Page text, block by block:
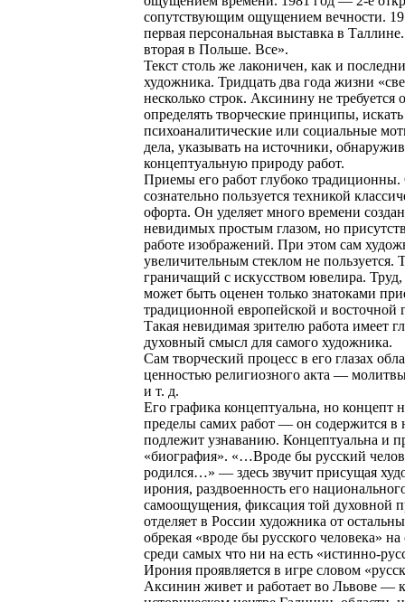
сопутствующим ощущением вечности.
первая персональная выставка в
вторая в Польше. Все».
Текст столь же лаконичен, как и
художника. Тридцать два года жизни
несколько строк. Аксинину не требуется
определять творческие принципы, искать
психоаналитические или социальные
дела, указывать на источники,
концептуальную природу работ.
Приемы его работ глубоко
сознательно пользуется техникой
офорта. Он уделяет много времени
невидимых простым глазом, но
работе изображений. При этом сам
увеличительным стеклом не пользуется.
граничащий с искусством ювелира.
может быть оценен только знатоками
традиционной европейской и восточной
Такая невидимая зрителю работа имеет
духовный смысл для самого художника.
Сам творческий процесс в его глазах
ценностью религиозного акта —
и т. д.
Его графика концептуальна, но концепт
пределы самих работ — он содержится в
подлежит узнаванию. Концептуальна и
«биография». «…Вроде бы русский
родился…» — здесь звучит присущая
ирония, раздвоенность его
самоощущения, фиксация той духовной
отделяет в России художника от
обрекая «вроде бы русского человека»
среди самых что ни на есть «истинно-
Ирония проявляется в игре словом
Аксинин живет и работает во Львове —